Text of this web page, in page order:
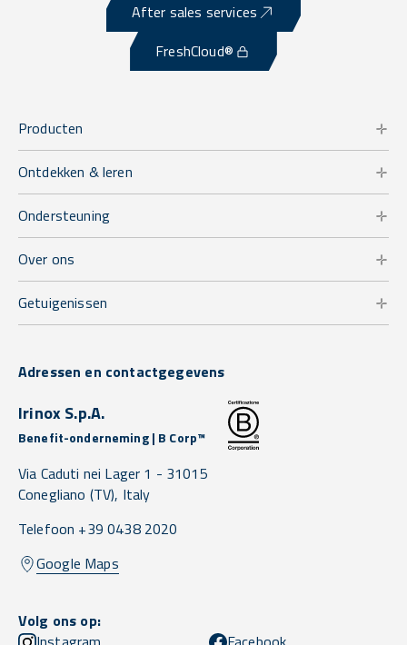
After sales services
FreshCloud®
Producten
Ontdekken & leren
Ondersteuning
Over ons
Getuigenissen
Adressen en contactgegevens
Irinox S.p.A.
Benefit-onderneming | B Corp™
Via Caduti nei Lager 1 - 31015
Conegliano (TV), Italy
Telefoon +39 0438 2020
Google Maps
Volg ons op: